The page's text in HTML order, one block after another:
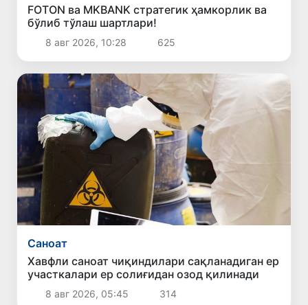
FOTON ва MKBANK стратегик ҳамкорлик ва
бўлиб тўлаш шартлари!
8 авг 2026, 10:28 625
Саноат
Хавфли саноат чиқиндилари сақланадиган ер
участкалари ер солиғидан озод қилинади
8 авг 2026, 05:45 314